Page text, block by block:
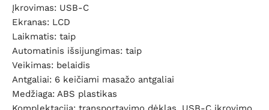
Įkrovimas: USB-C
Ekranas: LCD
Laikmatis: taip
Automatinis išsijungimas: taip
Veikimas: belaidis
Antgaliai: 6 keičiami masažo antgaliai
Medžiaga: ABS plastikas